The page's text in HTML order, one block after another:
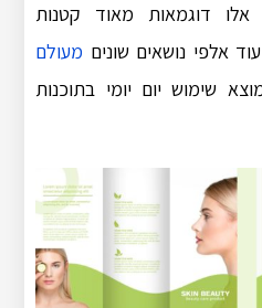
אלו דוגמאות מאוד קטנות
אלפי נושאים שונים מעולם
שימוש יום יומי בתוכנות